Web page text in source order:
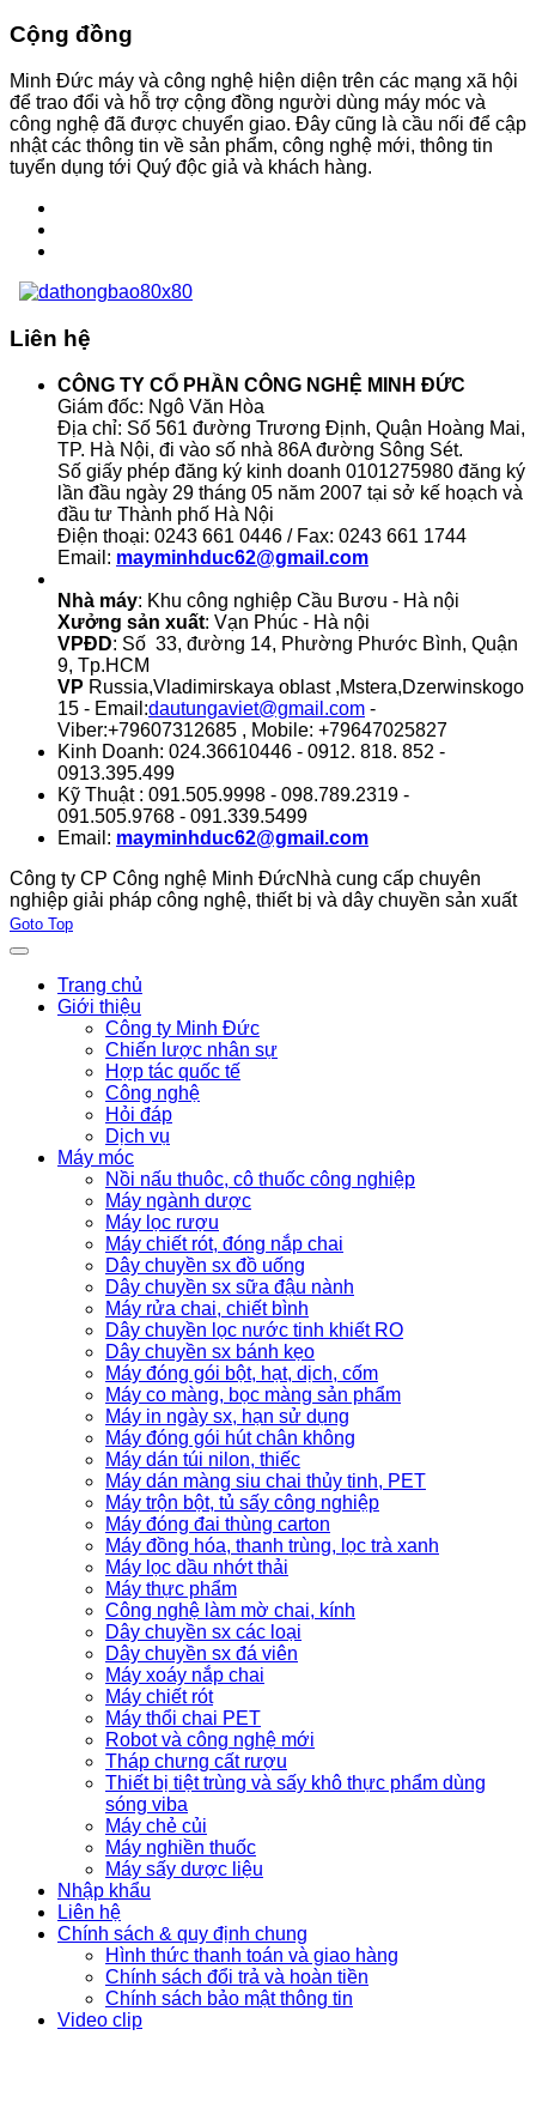
Cộng đồng
Minh Đức máy và công nghệ hiện diện trên các mạng xã hội
để trao đổi và hỗ trợ cộng đồng người dùng máy móc và
công nghệ đã được chuyển giao. Đây cũng là cầu nối để cập
nhật các thông tin về sản phẩm, công nghệ mới, thông tin
tuyển dụng tới Quý độc giả và khách hàng.
Liên hệ
CÔNG TY CỔ PHẦN CÔNG NGHỆ MINH ĐỨC
Giám đốc: Ngô Văn Hòa
Địa chỉ: Số 561 đường Trương Định, Quận Hoàng Mai,
TP. Hà Nội, đi vào số nhà 86A đường Sông Sét.
Số giấy phép đăng ký kinh doanh 0101275980 đăng ký
lần đầu ngày 29 tháng 05 năm 2007 tại sở kế hoạch và
đầu tư Thành phố Hà Nội
Điện thoại: 0243 661 0446 / Fax: 0243 661 1744
Email: mayminhduc62@gmail.com
Nhà máy: Khu công nghiệp Cầu Bươu - Hà nội
Xưởng sản xuất: Vạn Phúc - Hà nội
VPĐD: Số 33, đường 14, Phường Phước Bình, Quận
9, Tp.HCM
VP Russia,Vladimirskaya oblast ,Mstera,Dzerwinskogo
15 - Email:dautungaviet@gmail.com -
Viber:+79607312685 , Mobile: +79647025827
Kinh Doanh: 024.36610446 - 0912. 818. 852 -
0913.395.499
Kỹ Thuật : 091.505.9998 - 098.789.2319 -
091.505.9768 - 091.339.5499
Email: mayminhduc62@gmail.com
Công ty CP Công nghệ Minh ĐứcNhà cung cấp chuyên
nghiệp giải pháp công nghệ, thiết bị và dây chuyền sản xuất
Joomla! 3 Templates
Goto Top
Trang chủ
Giới thiệu
Công ty Minh Đức
Chiến lược nhân sự
Hợp tác quốc tế
Công nghệ
Hỏi đáp
Dịch vụ
Máy móc
Nồi nấu thuôc, cô thuốc công nghiệp
Máy ngành dược
Máy lọc rượu
Máy chiết rót, đóng nắp chai
Dây chuyền sx đồ uống
Dây chuyền sx sữa đậu nành
Máy rửa chai, chiết bình
Dây chuyền lọc nước tinh khiết RO
Dây chuyền sx bánh kẹo
Máy đóng gói bột, hạt, dịch, cốm
Máy co màng, bọc màng sản phẩm
Máy in ngày sx, hạn sử dụng
Máy đóng gói hút chân không
Máy dán túi nilon, thiếc
Máy dán màng siu chai thủy tinh, PET
Máy trộn bột, tủ sấy công nghiệp
Máy đóng đai thùng carton
Máy đồng hóa, thanh trùng, lọc trà xanh
Máy lọc dầu nhớt thải
Máy thực phẩm
Công nghệ làm mờ chai, kính
Dây chuyền sx các loại
Dây chuyền sx đá viên
Máy xoáy nắp chai
Máy chiết rót
Máy thổi chai PET
Robot và công nghệ mới
Tháp chưng cất rượu
Thiết bị tiệt trùng và sấy khô thực phẩm dùng
sóng viba
Máy chẻ củi
Máy nghiền thuốc
Máy sấy dược liệu
Nhập khẩu
Liên hệ
Chính sách & quy định chung
Hình thức thanh toán và giao hàng
Chính sách đổi trả và hoàn tiền
Chính sách bảo mật thông tin
Video clip